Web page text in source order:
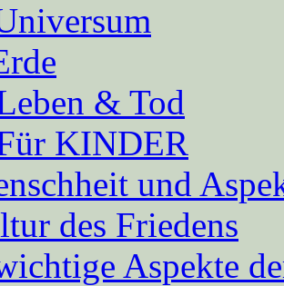
& Tod
KINDER
und
des Friedens
Aspekte